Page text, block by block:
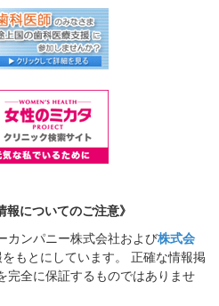
報についてのご注意》
カンパニー株式会社および株式会
もとにしています。 正確な情報掲
完全に保証するものではありませ